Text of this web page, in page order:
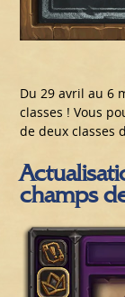
Du 29 avril au 6
classes ! Vous
de deux classes
champs